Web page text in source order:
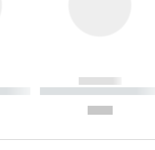
------------
----------- ----------- ----------